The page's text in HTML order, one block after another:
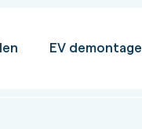
EV demontage